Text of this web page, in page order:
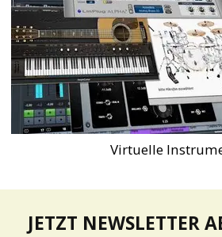
Virtuelle
JETZT NEWSLETTER